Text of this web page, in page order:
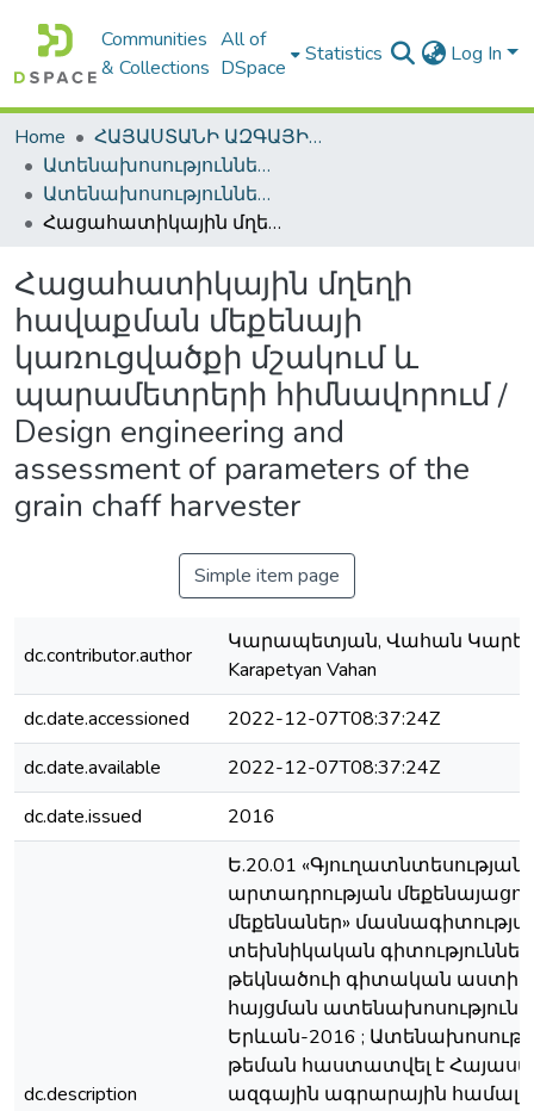
Communities
& Collections
All of
DSpace
Statistics Log In
Home
ՀԱՅԱՍՏԱՆԻ ԱԶԳԱՅԻՆ ԳՐԱԴԱՐԱՆԻ ԹՎԱՅԻՆ ՊԱՀՈՑ / DIGITAL REPOSITORY OF NLA
Ատենախոսություններ և սեղմագրեր / Theses & Abstracts
Ատենախոսություններ և սեղմագրեր / Theses & Abstracts
Հացահատիկային մղեղի հավաքման մեքենայի կառուցվածքի մշակում և պարամետրերի հիմնավորում / Design engineering and assessment of parameters of the grain chaff harvester
Հացահատիկային մղեղի
հավաքման մեքենայի
կառուցվածքի մշակում և
պարամետրերի հիմնավորում /
Design engineering and
assessment of parameters of the
grain chaff harvester
Simple item page
dc.contributor.author
Կարապետյան, Վահան
Karapetyan Vahan
dc.date.accessioned
2022-12-07T08:37:24Z
dc.date.available
2022-12-07T08:37:24Z
dc.date.issued
2016
dc.description
Ե.20.01 «Գյուղատնտեսության
արտադրության
մեքենաներ»
տեխնիկական
թեկնածուի գիտական
հայցման ատենախոսություն ;
Երևան-2016 ;
թեման հաստատվել է
ազգային ագրարային